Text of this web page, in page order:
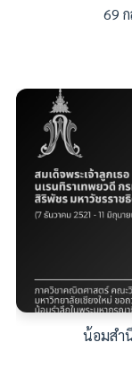
69
น้อมสำ